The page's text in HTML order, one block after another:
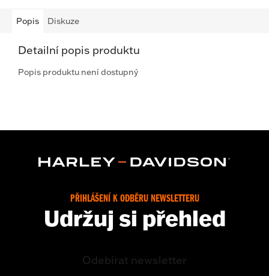
Popis Diskuze
Detailní popis produktu
Popis produktu není dostupný
PŘIHLÁŠENÍ K ODBĚRU NEWSLETTERU
Udržuj si přehled
Odebírat newsletter